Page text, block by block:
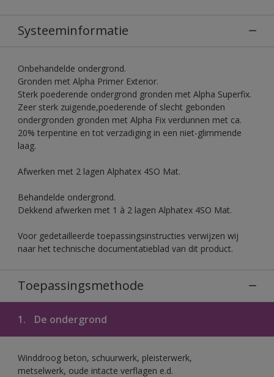
Systeeminformatie
Onbehandelde ondergrond.
Gronden met Alpha Primer Exterior.
Sterk poederende ondergrond gronden met Alpha Superfix.
Zeer sterk zuigende,poederende of slecht gebonden
ondergronden gronden met Alpha Fix verdunnen met ca.
20% terpentine en tot verzadiging in een niet-glimmende
laag.
Afwerken met 2 lagen Alphatex 4SO Mat.
Behandelde ondergrond.
Dekkend afwerken met 1 à 2 lagen Alphatex 4SO Mat.
Voor gedetailleerde toepassingsinstructies verwijzen wij
naar het technische documentatieblad van dit product.
Toepassingsmethode
1. De ondergrond
Winddroog beton, schuurwerk, pleisterwerk,
metselwerk, oude intacte verflagen e.d.